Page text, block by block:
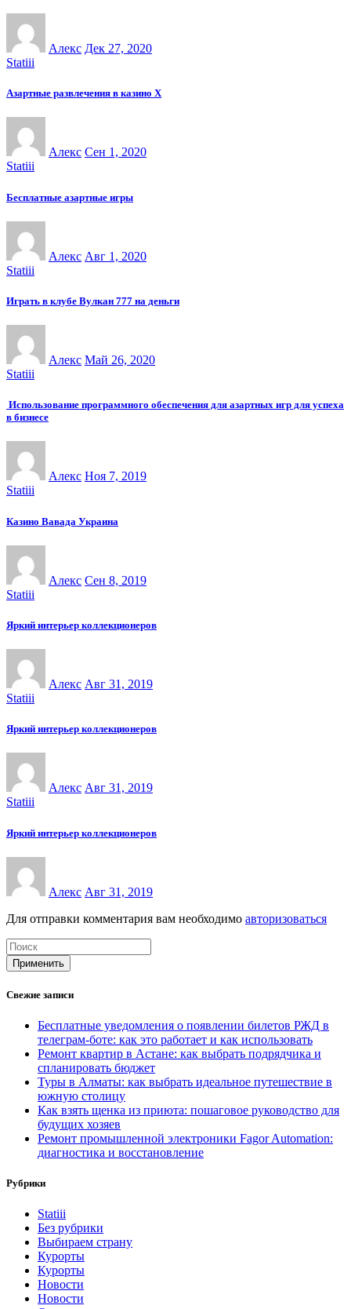
Алекс Дек 27, 2020
Statiii
Азартные развлечения в казино Х
Алекс Сен 1, 2020
Statiii
Бесплатные азартные игры
Алекс Авг 1, 2020
Statiii
Играть в клубе Вулкан 777 на деньги
Алекс Май 26, 2020
Statiii
Использование программного обеспечения для азартных игр для успеха
в бизнесе
Алекс Ноя 7, 2019
Statiii
Казино Вавада Украина
Алекс Сен 8, 2019
Statiii
Яркий интерьер коллекционеров
Алекс Авг 31, 2019
Statiii
Яркий интерьер коллекционеров
Алекс Авг 31, 2019
Statiii
Яркий интерьер коллекционеров
Алекс Авг 31, 2019
Для отправки комментария вам необходимо авторизоваться
Применить
Свежие записи
Бесплатные уведомления о появлении билетов РЖД в
телеграм-боте: как это работает и как использовать
Ремонт квартир в Астане: как выбрать подрядчика и
спланировать бюджет
Туры в Алматы: как выбрать идеальное путешествие в
южную столицу
Как взять щенка из приюта: пошаговое руководство для
будущих хозяев
Ремонт промышленной электроники Fagor Automation:
диагностика и восстановление
Рубрики
Statiii
Без рубрики
Выбираем страну
Курорты
Курорты
Новости
Новости